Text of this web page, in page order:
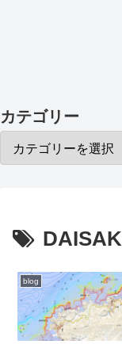
カテゴリー
blog